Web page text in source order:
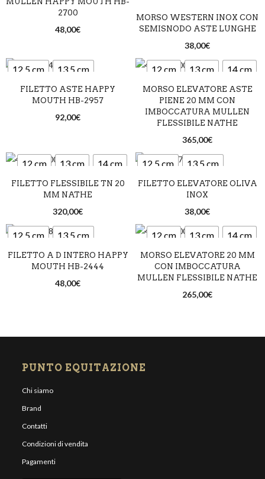
2700
48,00€
MORSO WESTERN INOX CON
SEMISNODO ASTE LUNGHE
38,00€
12,5 cm
13,5 cm
14,5 cm
FILETTO ASTE HAPPY
MOUTH HB-2957
92,00€
12 cm 13 cm 14 cm
MORSO ELEVATORE ASTE
PIENE 20 MM CON
IMBOCCATURA MULLEN
FLESSIBILE NATHE
365,00€
12 cm 13 cm 14 cm
FILETTO FLESSIBILE TN 20
MM NATHE
320,00€
12,5 cm
13,5 cm
14,5 cm
FILETTO ELEVATORE OLIVA
INOX
38,00€
12,5 cm
13,5 cm
14,5 cm
FILETTO A D INTERO HAPPY
MOUTH HB-2444
48,00€
12 cm 13 cm 14 cm
MORSO ELEVATORE 20 MM
CON IMBOCCATURA
MULLEN FLESSIBILE NATHE
265,00€
PUNTO EQUITAZIONE
Chi siamo
Brand
Contatti
Condizioni di vendita
Pagamenti